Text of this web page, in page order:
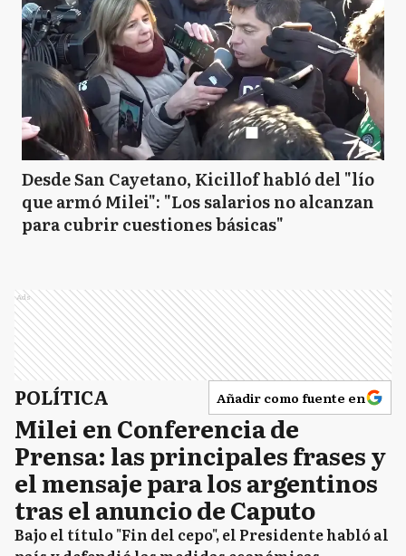
Desde San Cayetano, Kicillof habló del "lío
que armó Milei": "Los salarios no alcanzan
para cubrir cuestiones básicas"
Ads
POLÍTICA Añadir como fuente en
Milei en Conferencia de
Prensa: las principales frases y
el mensaje para los argentinos
tras el anuncio de Caputo
Bajo el título "Fin del cepo", el Presidente habló al